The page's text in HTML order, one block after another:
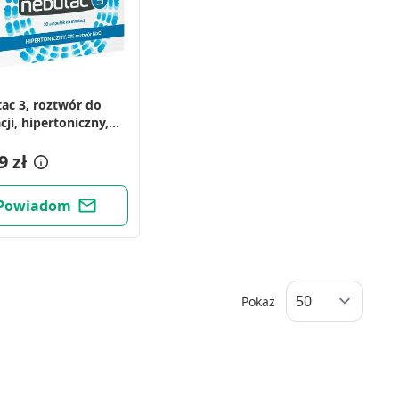
3, roztwór do
hipertoniczny,
zł
Pokaż